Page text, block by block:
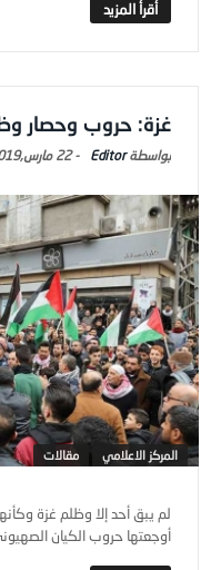
غزة: حروب وحصار
Editor
-22 مارس,2019
المركز الاعلامي مقالات
لم يبق أحد إلا وظلم غزة
أوجعتها حروب الكيان